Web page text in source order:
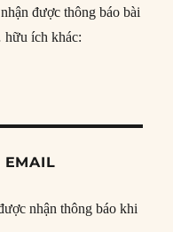
được thông báo bài
ích khác:
EMAIL
nhận thông báo khi